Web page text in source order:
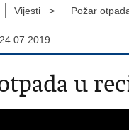
Vijesti > Požar
u